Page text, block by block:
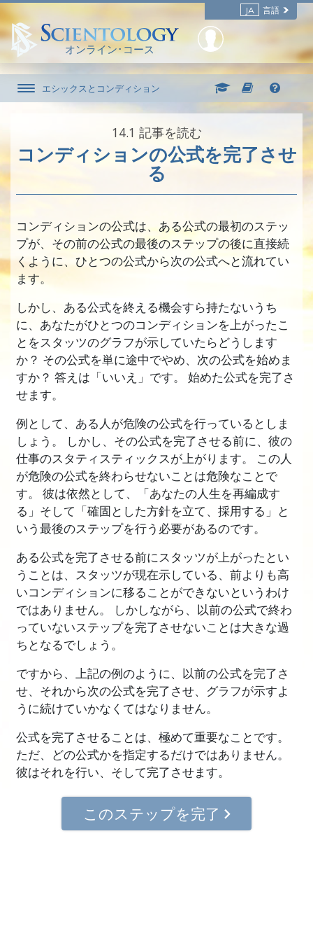
JA 言語
オンライン･コース
エシックスとコンディション
14.‎1 記事を読む
コンディションの公式を完了させ
る
コンディションの公式は、ある公式の最初のステッ
プが、その前の公式の最後のステップの後に直接続
くように、ひとつの公式から次の公式へと流れてい
ます。
しかし、ある公式を終える機会すら持たないうち
に、あなたがひとつのコンディションを上がったこ
とをスタッツのグラフが示していたらどうします
か？ その公式を単に途中でやめ、次の公式を始めま
すか？ 答えは「いいえ」です。 始めた公式を完了さ
せます。
例として、ある人が危険の公式を行っているとしま
しょう。 しかし、その公式を完了させる前に、彼の
仕事のスタティスティックスが上がります。 この人
が危険の公式を終わらせないことは危険なことで
す。 彼は依然として、「あなたの人生を再編成す
る」そして「確固とした方針を立て、採用する」と
いう最後のステップを行う必要があるのです。
ある公式を完了させる前にスタッツが上がったとい
うことは、スタッツが現在示している、前よりも高
いコンディションに移ることができないというわけ
ではありません。 しかしながら、以前の公式で終わ
っていないステップを完了させないことは大きな過
ちとなるでしょう。
ですから、上記の例のように、以前の公式を完了さ
せ、それから次の公式を完了させ、グラフが示すよ
うに続けていかなくてはなりません。
公式を完了させることは、極めて重要なことです。
ただ、どの公式かを指定するだけではありません。
彼はそれを行い、そして完了させます。
このステップを完了